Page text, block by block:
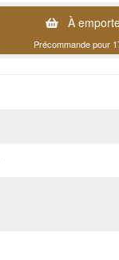
À
Précommande pour